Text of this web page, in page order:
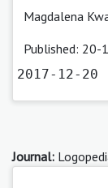
Magdalena
Published: 20-
2017-12-20
Journal: